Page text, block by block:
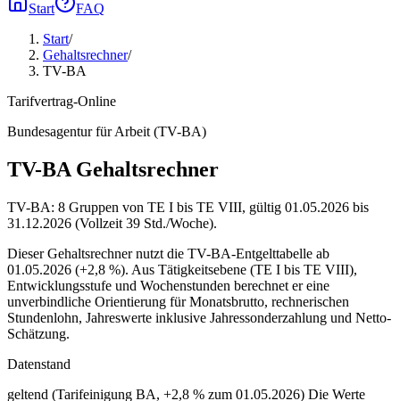
Start
FAQ
Start/
Gehaltsrechner/
TV-BA
Tarifvertrag-Online
Bundesagentur für Arbeit (TV-BA)
TV-BA Gehaltsrechner
TV-BA: 8 Gruppen von TE I bis TE VIII, gültig 01.05.2026 bis
31.12.2026 (Vollzeit 39 Std./Woche).
Dieser Gehaltsrechner nutzt die TV-BA-Entgelttabelle ab
01.05.2026 (+2,8 %). Aus Tätigkeitsebene (TE I bis TE VIII),
Entwicklungsstufe und Wochenstunden berechnet er eine
unverbindliche Orientierung für Monatsbrutto, rechnerischen
Stundenlohn, Jahreswerte inklusive Jahressonderzahlung und Netto-
Schätzung.
Datenstand
geltend (Tarifeinigung BA, +2,8 % zum 01.05.2026) Die Werte